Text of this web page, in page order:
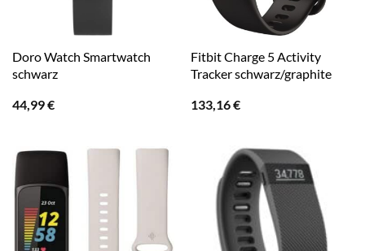
Doro Watch Smartwatch
schwarz
44,99€
Fitbit Charge 5 Activity
Tracker schwarz/graphite
133,16€